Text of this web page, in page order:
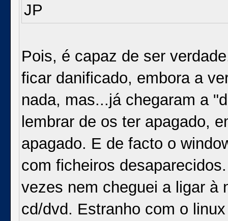
JP
Pois, é capaz de ser
ficar danificado, embora a
nada, mas...já chegaram a
lembrar de os ter apagado,
apagado. E de facto o
com ficheiros
vezes nem cheguei a ligar à
cd/dvd. Estranho com o